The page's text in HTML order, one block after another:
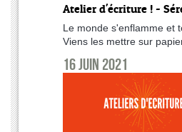
Atelier d'écriture ! -
Le monde s'enflamme et
Viens les mettre sur
16 juin 2021